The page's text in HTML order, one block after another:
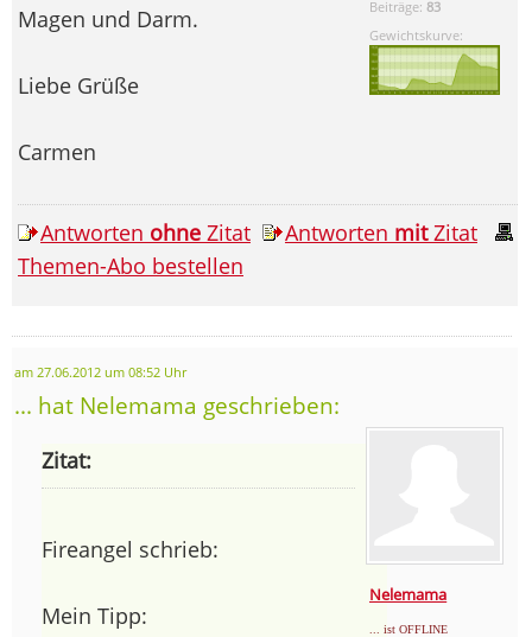
Beiträge:83
Gewichtskurve:
Magen und Darm.
Liebe Grüße
Carmen
Antworten ohne Zitat Antworten mitZitat
Themen-Abo bestellen
am 27.06.2012 um 08:52 Uhr
... hat Nelemama geschrieben:
Nelemama
... ist OFFLINE
Zitat:
Fireangel schrieb:
Mein Tipp: